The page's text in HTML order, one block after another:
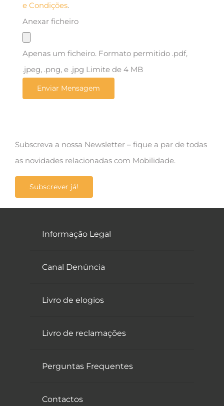
e Condições.
Anexar ficheiro
Apenas um ficheiro. Formato permitido .pdf,
.jpeg, .png, e .jpg Limite de 4 MB
Subscreva a nossa Newsletter – fique a par de todas
as novidades relacionadas com Mobilidade.
Subscrever já!
Informação Legal
Canal Denúncia
Livro de elogios
Livro de reclamações
Perguntas Frequentes
Contactos